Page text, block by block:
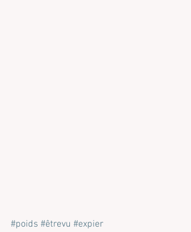
#poids #êtrevu #expier